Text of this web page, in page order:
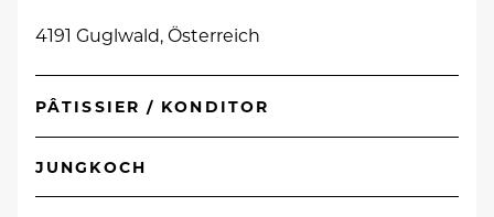
4191 Guglwald, Österreich
PÂTISSIER / KONDITOR
JUNGKOCH